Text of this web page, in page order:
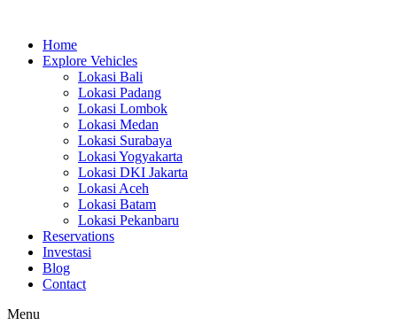
contentHome
Explore Vehicles
Lokasi Bali
Lokasi Padang
Lokasi Lombok
Lokasi Medan
Lokasi Surabaya
Lokasi Yogyakarta
Lokasi DKI Jakarta
Lokasi Aceh
Lokasi Batam
Lokasi Pekanbaru
Reservations
Investasi
Blog
Contact
Menu